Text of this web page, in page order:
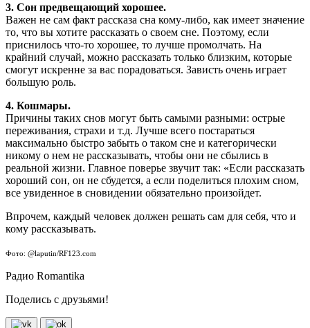
3. Сон предвещающий хорошее.
Важен не сам факт рассказа сна кому-либо, как имеет значение
то, что вы хотите рассказать о своем сне. Поэтому, если
приснилось что-то хорошее, то лучше промолчать. На
крайний случай, можно рассказать только близким, которые
смогут искренне за вас порадоваться. Зависть очень играет
большую роль.
4. Кошмары.
Причины таких снов могут быть самыми разными: острые
переживания, страхи и т.д. Лучше всего постараться
максимально быстро забыть о таком сне и категорически
никому о нем не рассказывать, чтобы они не сбылись в
реальной жизни. Главное поверье звучит так: «Если рассказать
хороший сон, он не сбудется, а если поделиться плохим сном,
все увиденное в сновидении обязательно произойдет.
Впрочем, каждый человек должен решать сам для себя, что и
кому рассказывать.
Фото: @laputin/RF123.com
Радио Romantika
Поделись с друзьями!